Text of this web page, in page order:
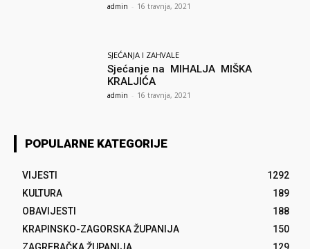
admin - 16 travnja, 2021
SJEĆANJA I ZAHVALE
Sjećanje na MIHALJA MIŠKA
KRALJIĆA
admin - 16 travnja, 2021
POPULARNE KATEGORIJE
VIJESTI
1292
KULTURA
189
OBAVIJESTI
188
KRAPINSKO-ZAGORSKA ŽUPANIJA
150